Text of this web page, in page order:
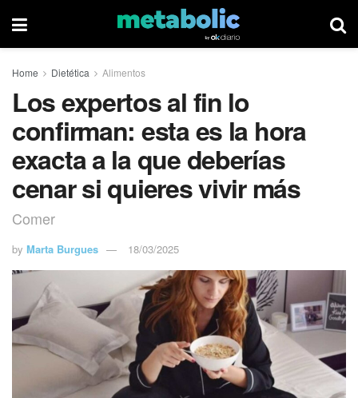
Home Dietética Alimentos
Los expertos al fin lo
confirman: esta es la hora
exacta a la que deberías
cenar si quieres vivir más
Comer
by Marta Burgues 18/03/2025